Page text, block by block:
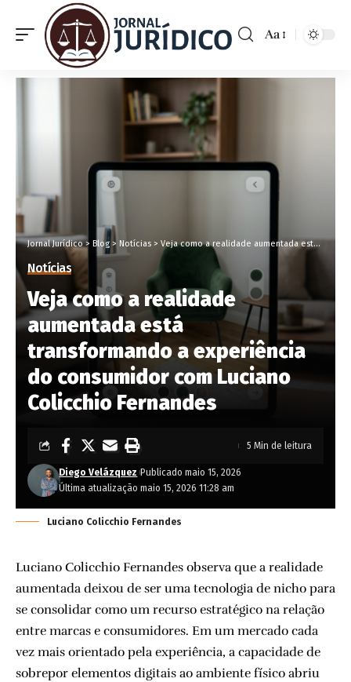
Aa
Jornal Jurídico> Blog > Notícias > Veja como a realidade aumentada está transformando a experiência do consumidor com Luciano Colicchio Fernandes
Notícias
Veja como a realidade
aumentada está
transformando a experiência
do consumidor com Luciano
Colicchio Fernandes
Última atualização maio 15, 2026 11:28 am
Diego Velázquez Publicado maio 15, 2026
5 Min de leitura
Luciano Colicchio Fernandes
Luciano Colicchio Fernandes observa que a realidade
aumentada deixou de ser uma tecnologia de nicho para
se consolidar como um recurso estratégico na relação
entre marcas e consumidores. Em um mercado cada
vez mais orientado pela experiência, a capacidade de
sobrepor elementos digitais ao ambiente físico abriu